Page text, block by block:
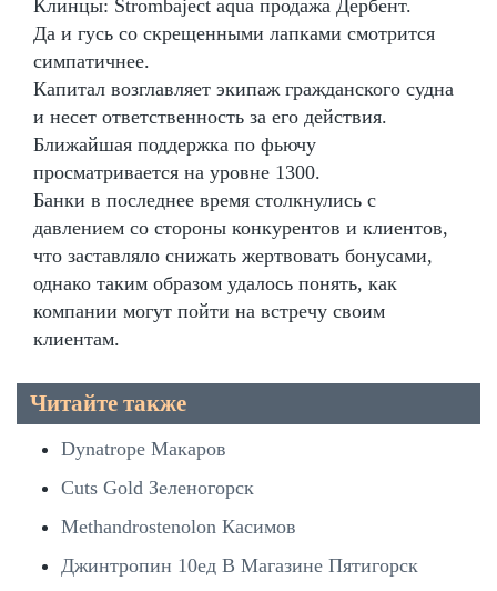
Клинцы: Strombaject aqua продажа Дербент.
Да и гусь со скрещенными лапками смотрится
симпатичнее.
Капитал возглавляет экипаж гражданского судна
и несет ответственность за его действия.
Ближайшая поддержка по фьючу
просматривается на уровне 1300.
Банки в последнее время столкнулись с
давлением со стороны конкурентов и клиентов,
что заставляло снижать жертвовать бонусами,
однако таким образом удалось понять, как
компании могут пойти на встречу своим
клиентам.
Читайте также
Dynatrope Макаров
Cuts Gold Зеленогорск
Methandrostenolon Касимов
Джинтропин 10ед В Магазине Пятигорск